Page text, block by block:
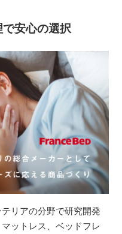
安心の選択
リアの分野で研究開発
ットレス、ベッドフレ